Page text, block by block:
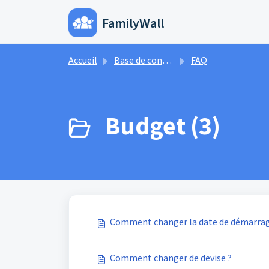
Passer au contenu principal
FamilyWall
Accueil Base
Accueil Base de connaissances FAQ
Budget (3)
Comment changer la date de
Comment changer de devise ?